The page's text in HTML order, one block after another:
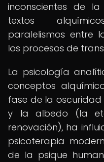
inconscientes de
textos
paralelismos entre
los procesos de
La psicología
conceptos
fase de la
y la albedo (la
renovación), ha
psicoterapia
de la psique